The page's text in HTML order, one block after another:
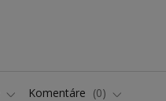
Komentáre 0